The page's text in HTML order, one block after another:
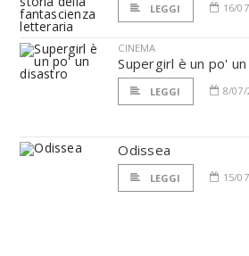
LEGGI 16/
CINEMA
Supergirl è un po'
LEGGI 8/07/
Odissea
LEGGI 15/